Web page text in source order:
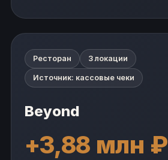
Ресторан 3 локации
Источник: кассовые чеки
Beyond
+3,88 млн ₽